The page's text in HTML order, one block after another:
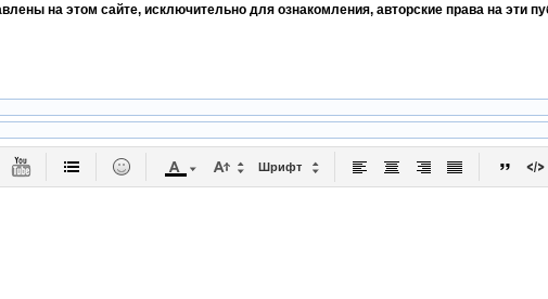
на этом сайте, исключительно для ознакомления, авторские права на эти
Шрифт